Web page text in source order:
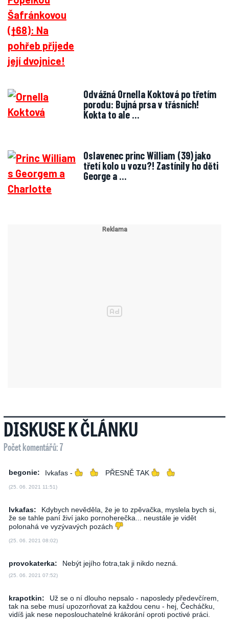
Odvážná Ornella Koktová po třetím
porodu: Bujná prsa v třásních!
Kokta to ale …
Oslavenec princ William (39) jako
třetí kolo u vozu?! Zastínily ho děti
George a …
DISKUSE K ČLÁNKU
Počet komentářů: 7
begonie: Ivkafas - PŘESNĚ TAK
(25. 06. 2021 11:51)
Ivkafas:
Kdybych nevěděla, že je to zpěvačka, myslela bych si,
že se tahle paní živí jako pornoherečka... neustále je vidět
polonahá ve vyzývavých pozách
(25. 06. 2021 08:02)
provokaterka: Nebýt jejího fotra,tak ji nikdo nezná.
(25. 06. 2021 07:52)
krapotkin:
Už se o ní dlouho nepsalo - naposledy předevčírem,
tak na sebe musí upozorňovat za každou cenu - hej, Čecháčku,
vidíš jak nese neposlouchatelné krákorání oproti poctivé práci.